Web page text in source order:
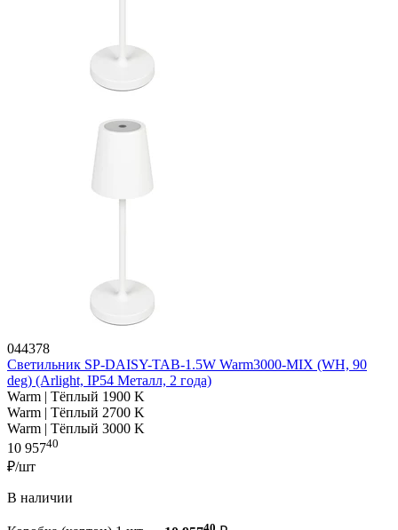
044378
Светильник SP-DAISY-TAB-1.5W Warm3000-MIX (WH, 90
deg) (Arlight, IP54 Металл, 2 года)
Warm | Тёплый 1900 K
Warm | Тёплый 2700 K
Warm | Тёплый 3000 K
10 95740
₽/шт
В наличии
40